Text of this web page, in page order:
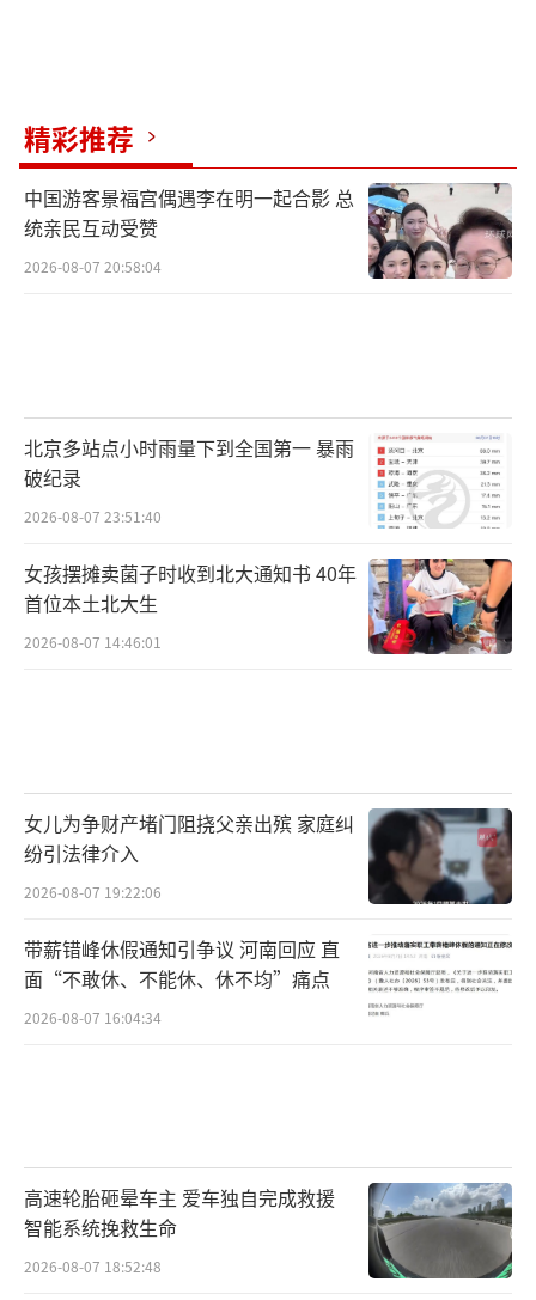
精彩推荐
中国游客景福宫偶遇李在明一起合影 总
统亲民互动受赞
2026-08-07 20:58:04
北京多站点小时雨量下到全国第一 暴雨
破纪录
2026-08-07 23:51:40
女孩摆摊卖菌子时收到北大通知书 40年
首位本土北大生
2026-08-07 14:46:01
女儿为争财产堵门阻挠父亲出殡 家庭纠
纷引法律介入
2026-08-07 19:22:06
带薪错峰休假通知引争议 河南回应 直
面“不敢休、不能休、休不均”痛点
2026-08-07 16:04:34
高速轮胎砸晕车主 爱车独自完成救援
智能系统挽救生命
2026-08-07 18:52:48